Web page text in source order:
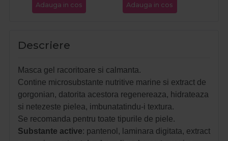
Adauga in cos Adauga in cos
Descriere
Masca gel racoritoare si calmanta.
Contine microsubstante nutritive marine si extract de
gorgonian, datorita acestora regenereaza, hidrateaza
si netezeste pielea, imbunatatindu-i textura.
Se recomanda pentru toate tipurile de piele.
Substante active: pantenol, laminara digitata, extract